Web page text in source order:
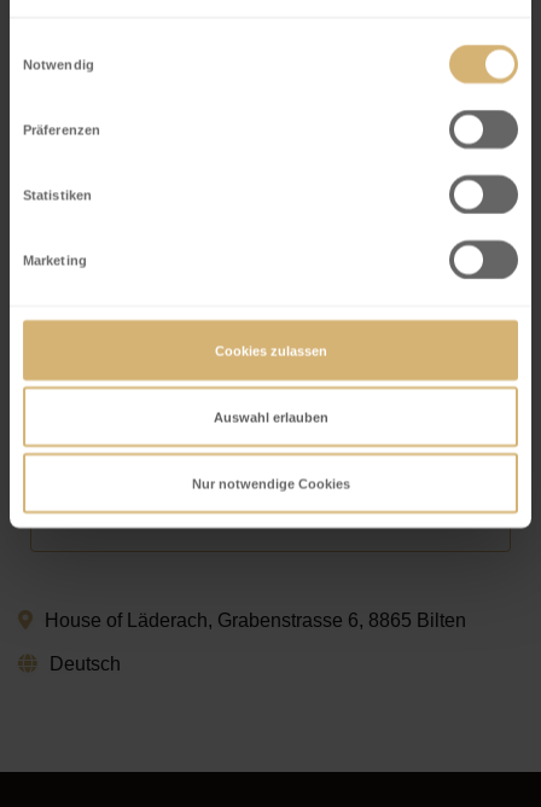
Notwendig
Präferenzen
Statistiken
Marketing
Cookies zulassen
Auswahl erlauben
Nur notwendige Cookies
Sprache (Deutsch)
Alter (ab 6 Jahren)
House of Läderach, Grabenstrasse 6, 8865 Bilten
Deutsch